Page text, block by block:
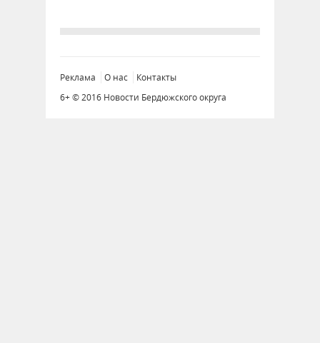
Реклама О нас
Контакты
6+ © 2016 Новости Бердюжского округа